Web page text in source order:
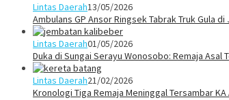
Lintas Daerah13/05/2026
Ambulans GP Ansor Ringsek Tabrak Truk Gula
Lintas Daerah01/05/2026
Duka di Sungai Serayu Wonosobo: Remaja
Lintas Daerah21/02/2026
Kronologi Tiga Remaja Meninggal Tersambar